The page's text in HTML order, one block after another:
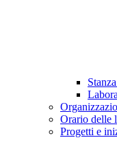
Orario delle
Progetti e